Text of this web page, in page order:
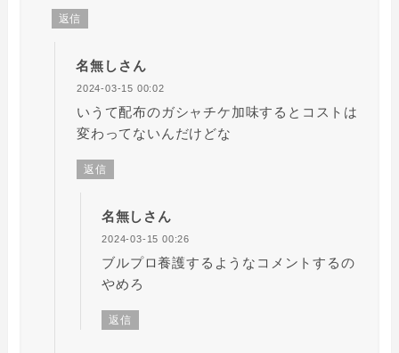
返信
名無しさん
2024-03-15 00:02
いうて配布のガシャチケ加味するとコストは
変わってないんだけどな
返信
名無しさん
2024-03-15 00:26
ブルプロ養護するようなコメントするの
やめろ
返信